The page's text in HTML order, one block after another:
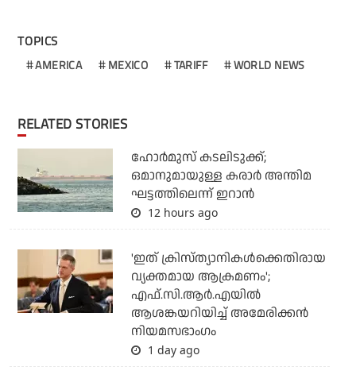
TOPICS
AMERICA MEXICO TARIFF WORLD NEWS
RELATED STORIES
ഹോര്‍മുസ് കടലിടുക്ക്;
ഒമാനുമായുള്ള കരാര്‍ അന്തിമ
ഘട്ടത്തിലെന്ന് ഇറാന്‍
12 hours ago
'ഇത് ക്രിസ്ത്യാനികള്‍ക്കെതിരായ
വ്യക്തമായ ആക്രമണം';
എഫ്.സി.ആര്‍.എയില്‍
ആശങ്കയറിയിച്ച് അമേരിക്കന്‍
നിയമസഭാംഗം
1 day ago